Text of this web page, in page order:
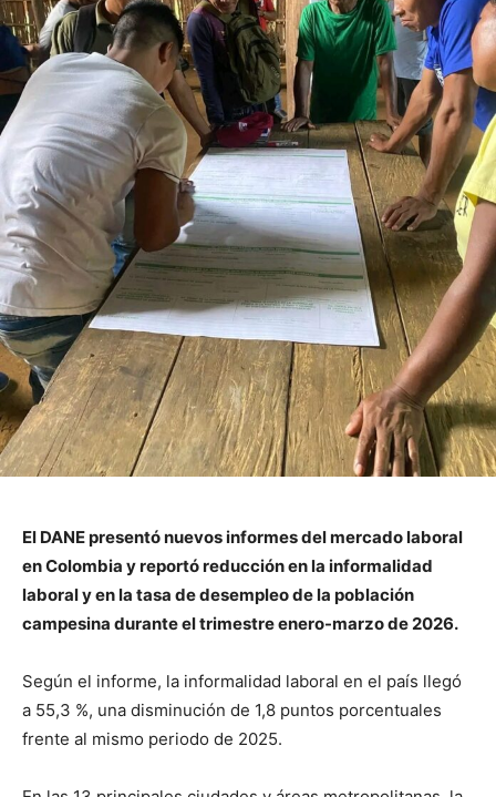
El DANE presentó nuevos informes del mercado laboral
en Colombia y reportó reducción en la informalidad
laboral y en la tasa de desempleo de la población
campesina durante el trimestre enero-marzo de 2026.
Según el informe, la informalidad laboral en el país llegó
a 55,3 %, una disminución de 1,8 puntos porcentuales
frente al mismo periodo de 2025.